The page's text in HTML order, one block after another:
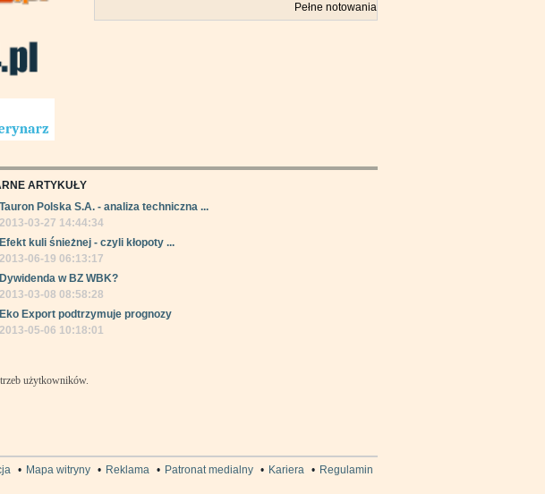
Pełne notowania
ARTYKUŁY
Tauron Polska S.A. - analiza techniczna ...
2013-03-27 14:44:34
Efekt kuli śnieżnej - czyli kłopoty ...
2013-06-19 06:13:17
Dywidenda w BZ WBK?
2013-03-08 08:58:28
Eko Export podtrzymuje prognozy
2013-05-06 10:18:01
użytkowników.
• Mapa witryny • Reklama • Patronat medialny • Kariera • Regulamin